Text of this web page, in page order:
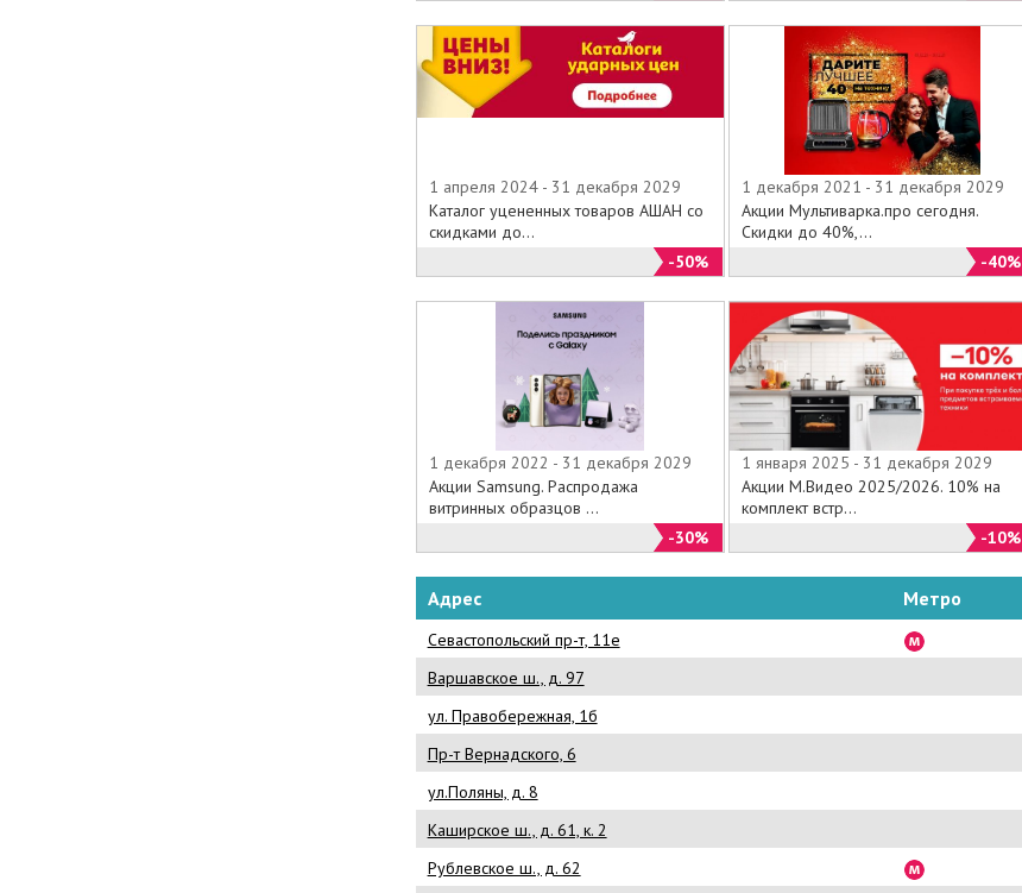
1 апреля 2024 - 31 декабря 2029
Каталог уцененных товаров АШАН со
скидками до...
-50%
1 декабря 2021 - 31 декабря 2029
Акции Мультиварка.про сегодня.
Скидки до 40%,...
-40%
1 декабря 2022 - 31 декабря 2029
Акции Samsung. Распродажа
витринных образцов ...
-30%
1 января 2025 - 31 декабря 2029
Акции М.Видео 2025/2026. 10% на
комплект встр...
-10%
Адрес Метро
Севастопольский пр-т, 11е
Варшавское ш., д. 97
ул. Правобережная, 1б
Пр-т Вернадского, 6
ул.Поляны, д. 8
Каширское ш., д. 61, к. 2
Рублевское ш., д. 62